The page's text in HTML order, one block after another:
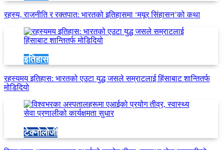
रहस्य, राजनीति र रक्तपात: भारतको इतिहासमा ‘मयूर सिंहासन’को कथा
इतिहास
रहस्यमय इतिहास: भारतको एउटा युद्ध जसले सम्राटलाई हिंसाबाट शान्तितर्फ
मोडिदियो
टेक्नोलोजी